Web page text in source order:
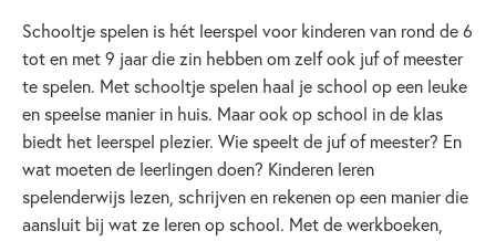
Schooltje spelen is hét leerspel voor kinderen van rond de 6
tot en met 9 jaar die zin hebben om zelf ook juf of meester
te spelen. Met schooltje spelen haal je school op een leuke
en speelse manier in huis. Maar ook op school in de klas
biedt het leerspel plezier. Wie speelt de juf of meester? En
wat moeten de leerlingen doen? Kinderen leren
spelenderwijs lezen, schrijven en rekenen op een manier die
aansluit bij wat ze leren op school. Met de werkboeken,